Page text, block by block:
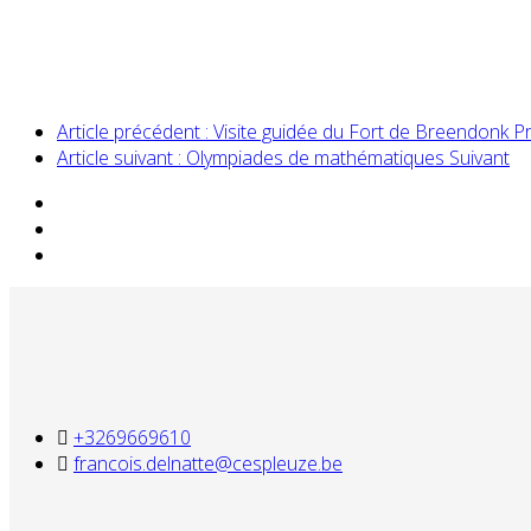
Article précédent : Visite guidée du Fort de Breendonk
Article suivant : Olympiades de mathématiques Suivant
+3269669610
francois.delnatte@cespleuze.be